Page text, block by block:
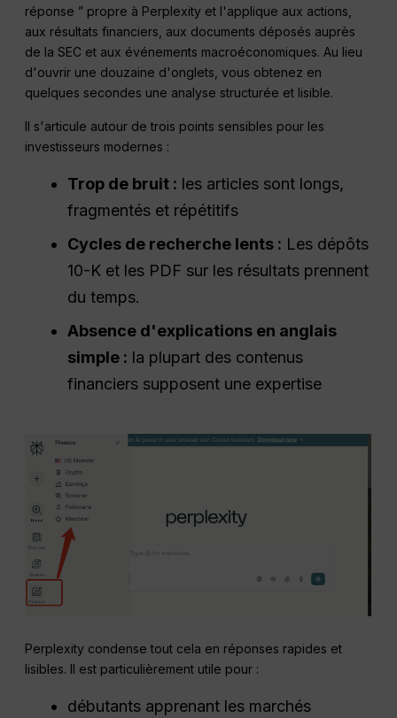
réponse ” propre à Perplexity et l'applique aux actions,
aux résultats financiers, aux documents déposés auprès
de la SEC et aux événements macroéconomiques. Au lieu
d'ouvrir une douzaine d'onglets, vous obtenez en
quelques secondes une analyse structurée et lisible.
Il s'articule autour de trois points sensibles pour les
investisseurs modernes :
Trop de bruit : les articles sont longs,
fragmentés et répétitifs
Cycles de recherche lents : Les dépôts
10-K et les PDF sur les résultats prennent
du temps.
Absence d'explications en anglais
simple : la plupart des contenus
financiers supposent une expertise
Perplexity condense tout cela en réponses rapides et
lisibles. Il est particulièrement utile pour :
débutants apprenant les marchés